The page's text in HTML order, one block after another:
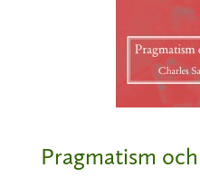
Pragmatism